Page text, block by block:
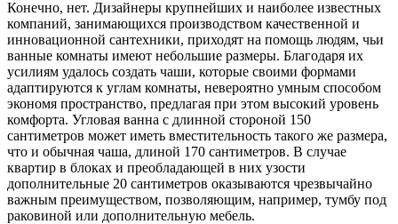
Конечно, нет. Дизайнеры крупнейших и наиболее известных
компаний, занимающихся производством качественной и
инновационной сантехники, приходят на помощь людям, чьи
ванные комнаты имеют небольшие размеры. Благодаря их
усилиям удалось создать чаши, которые своими формами
адаптируются к углам комнаты, невероятно умным способом
экономя пространство, предлагая при этом высокий уровень
комфорта. Угловая ванна с длинной стороной 150
сантиметров может иметь вместительность такого же размера,
что и обычная чаша, длиной 170 сантиметров. В случае
квартир в блоках и преобладающей в них узости
дополнительные 20 сантиметров оказываются чрезвычайно
важным преимуществом, позволяющим, например, тумбу под
раковиной или дополнительную мебель.